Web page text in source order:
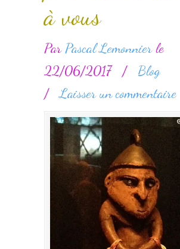
à vous
Par Pascal Lemonnierle
22/06/2017
/
Blog
/Laisser un commentaire